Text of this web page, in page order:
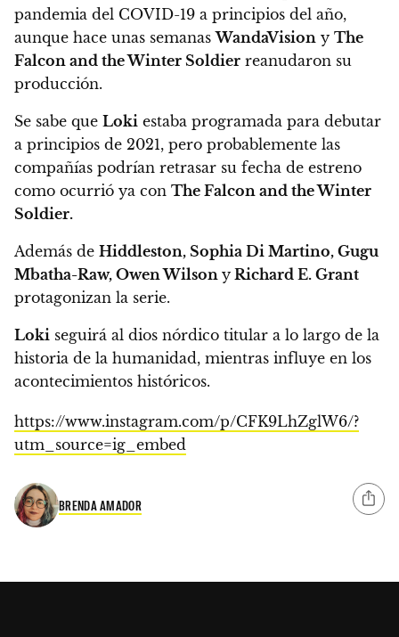
pandemia del COVID-19 a principios del año,
aunque hace unas semanasWandaVision y The
Falcon and the Winter Soldier reanudaron su
producción.
Se sabe que Loki estaba programada para debutar
a principios de 2021, pero probablemente las
compañías podrían retrasar su fecha de estreno
como ocurrió ya con The Falcon and the Winter
Soldier.
Además de Hiddleston, Sophia Di Martino, Gugu
Mbatha-Raw, Owen Wilson y Richard E. Grant
protagonizan la serie.
Loki seguirá al dios nórdico titular a lo largo de la
historia de la humanidad, mientras influye en los
acontecimientos históricos.
https://www.instagram.com/p/CFK9LhZglW6/?
utm_source=ig_embed
BRENDA AMADOR